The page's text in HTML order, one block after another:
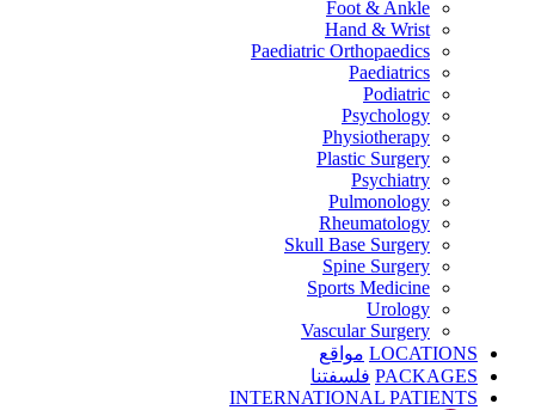
Foot & Ankle
Hand & Wrist
Paediatric Orthopaedics
Paediatrics
Podiatric
Psychology
Physiotherapy
Plastic Surgery
Psychiatry
Pulmonology
Rheumatology
Skull Base Surgery
Spine Surgery
Sports Medicine
Urology
Vascular Surgery
LOCATIONS مواقع
PACKAGES فلسفتنا
INTERNATIONAL PATIENTS